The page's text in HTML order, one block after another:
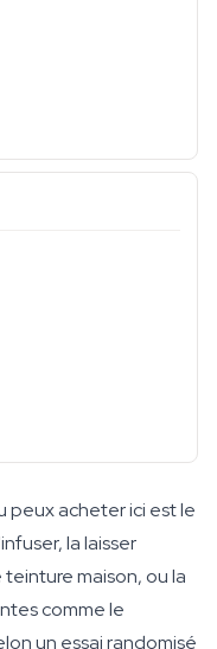
peux acheter ici est le
la laisser
maison, ou la
comme le
un essai randomisé